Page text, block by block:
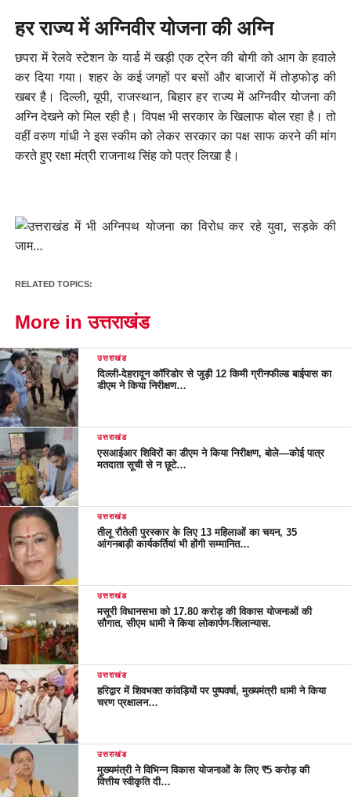
हर राज्य में अग्निवीर योजना की अग्नि
छपरा में रेलवे स्टेशन के यार्ड में खड़ी एक ट्रेन की बोगी को आग के हवाले
कर दिया गया। शहर के कई जगहों पर बसों और बाजारों में तोड़फोड़ की
खबर है। दिल्ली, यूपी, राजस्थान, बिहार हर राज्य में अग्निवीर योजना की
अग्नि देखने को मिल रही है। विपक्ष भी सरकार के खिलाफ बोल रहा है। तो
वहीं वरुण गांधी ने इस स्कीम को लेकर सरकार का पक्ष साफ करने की मांग
करते हुए रक्षा मंत्री राजनाथ सिंह को पत्र लिखा है।
RELATED TOPICS:
More in उत्तराखंड
उत्तराखंड
दिल्ली-देहरादून कॉरिडोर से जुड़ी 12 किमी ग्रीनफील्ड बाईपास का
डीएम ने किया निरीक्षण…
उत्तराखंड
एसआईआर शिविरों का डीएम ने किया निरीक्षण, बोले—कोई पात्र
मतदाता सूची से न छूटे…
उत्तराखंड
तीलू रौतेली पुरस्कार के लिए 13 महिलाओं का चयन, 35
आंगनबाड़ी कार्यकर्तियां भी होंगी सम्मानित…
उत्तराखंड
मसूरी विधानसभा को 17.80 करोड़ की विकास योजनाओं की
सौगात, सीएम धामी ने किया लोकार्पण-शिलान्यास.
उत्तराखंड
हरिद्वार में शिवभक्त कांवड़ियों पर पुष्पवर्षा, मुख्यमंत्री धामी ने किया
चरण प्रक्षालन…
उत्तराखंड
मुख्यमंत्री ने विभिन्न विकास योजनाओं के लिए ₹5 करोड़ की
वित्तीय स्वीकृति दी…